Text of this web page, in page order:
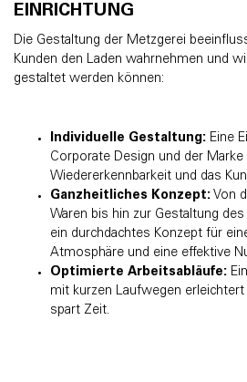
EINRICHTUNG
Die Gestaltung der Metzgerei
Kunden den Laden wahrnehmen und
gestaltet werden können:
Individuelle Gestaltung: Eine
Corporate Design und der
Wiedererkennbarkeit und das
Ganzheitliches Konzept: Von
Waren bis hin zur Gestaltung
ein durchdachtes Konzept für
Atmosphäre und eine effektive
Optimierte Arbeitsabläufe:
mit kurzen Laufwegen erleichtert
spart Zeit.